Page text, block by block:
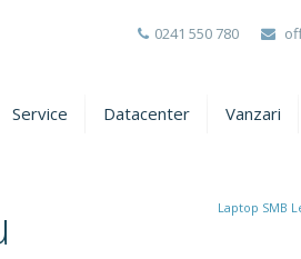
0241 550 780
Service Datacenter Vanzari
Laptop SMB